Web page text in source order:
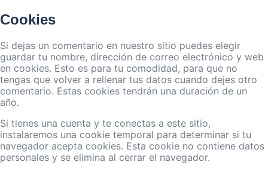
Cookies
Si dejas un comentario en nuestro sitio puedes elegir
guardar tu nombre, dirección de correo electrónico y web
en cookies. Esto es para tu comodidad, para que no
tengas que volver a rellenar tus datos cuando dejes otro
comentario. Estas cookies tendrán una duración de un
año.
Si tienes una cuenta y te conectas a este sitio,
instalaremos una cookie temporal para determinar si tu
navegador acepta cookies. Esta cookie no contiene datos
personales y se elimina al cerrar el navegador.